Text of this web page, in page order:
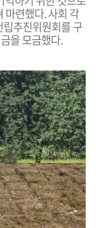
마련했다.사회 각
추진위원회를 구
을 모금했다.